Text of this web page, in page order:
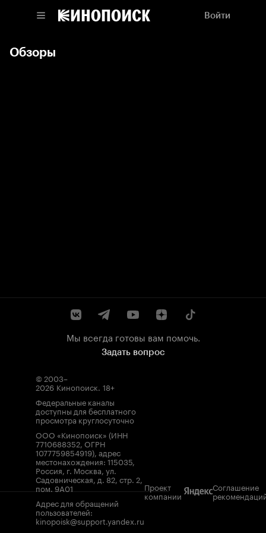
Войти
Обзоры
Мы всегда готовы вам помочь.
Задать вопрос
© 2003–
2026 Кинопоиск. 18+
Федеральные каналы
доступны для бесплатного
просмотра круглосуточно
ООО «Кинопоиск» (ИНН
7710688352, ОГРН
1077759854919), адрес
местонахождения: 115035,
Россия, г. Москва, ул.
Садовническая, д. 82, стр. 2,
пом. 9А01
Адрес для обращений
пользователей:
kinopoisk@support.yandex.ru
Проект
компании
Соглашение